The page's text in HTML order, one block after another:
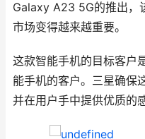
Galaxy A23 5G的推出，
市场变得越来越重要。
这款智能手机的目标客户
能手机的客户。三星确保
并在用户手中提供优质的